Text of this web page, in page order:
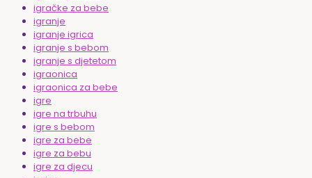
igračke za bebe
igranje
igranje igrica
igranje s bebom
igranje s djetetom
igraonica
igraonica za bebe
igre
igre na trbuhu
igre s bebom
igre za bebe
igre za bebu
igre za djecu